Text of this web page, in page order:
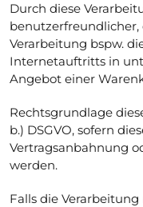
Durch diese
benutzerfreundlicher,
Verarbeitung bspw.
Internetauftritts in
Angebot einer
Rechtsgrundlage
b.) DSGVO, sofern
Vertragsanbahnung
werden.
Falls die